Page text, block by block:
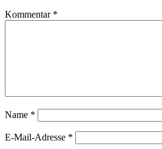
Kommentar *
Name *
E-Mail-Adresse *